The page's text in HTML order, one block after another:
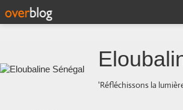
'Réfléchissons la